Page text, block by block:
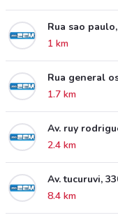
Rua sao
1 km
Rua general
1.7 km
Av. ruy
2.4 km
Av. tucuruvi,
8.4 km